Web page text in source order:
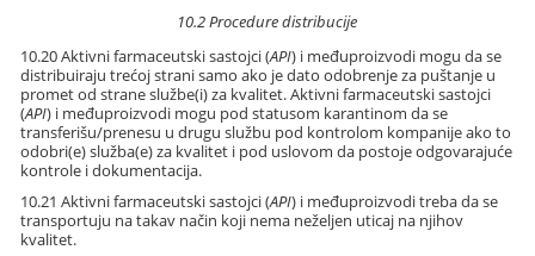
10.2 Procedure distribucije
10.20 Aktivni farmaceutski sastojci (API) i međuproizvodi mogu da se
distribuiraju trećoj strani samo ako je dato odobrenje za puštanje u
promet od strane službe(i) za kvalitet. Aktivni farmaceutski sastojci
(API) i međuproizvodi mogu pod statusom karantinom da se
transferišu/prenesu u drugu službu pod kontrolom kompanije ako to
odobri(e) služba(e) za kvalitet i pod uslovom da postoje odgovarajuće
kontrole i dokumentacija.
10.21 Aktivni farmaceutski sastojci (API) i međuproizvodi treba da se
transportuju na takav način koji nema neželjen uticaj na njihov
kvalitet.